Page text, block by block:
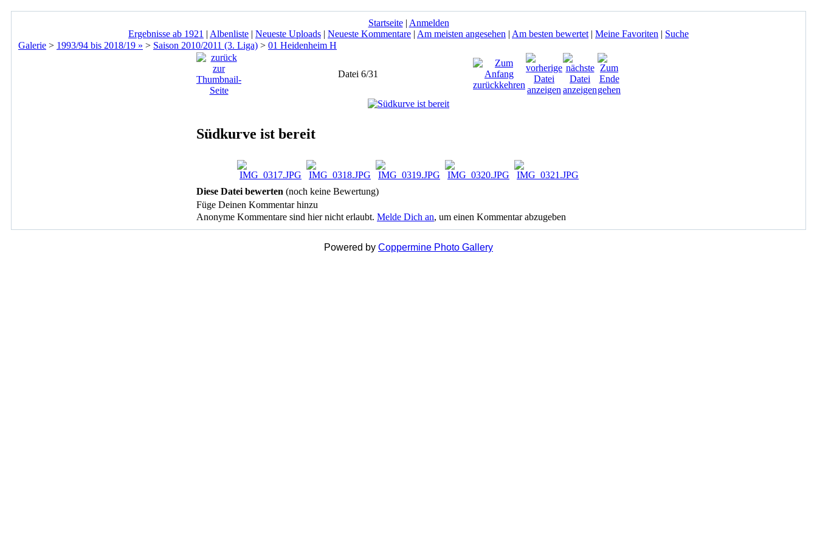
Startseite| Anmelden
Ergebnisse ab 1921 | Albenliste | Neueste Uploads | Neueste Kommentare | Am meisten angesehen | Am besten bewertet | Meine Favoriten | Suche
Galerie > 1993/94 bis 2018/19 » > Saison 2010/2011 (3. Liga) > 01 Heidenheim H
Datei 6/31
Südkurve ist bereit
Diese Datei bewerten (noch keine Bewertung)
Füge Deinen Kommentar hinzu
Anonyme Kommentare sind hier nicht erlaubt. Melde Dich an, um einen Kommentar abzugeben
Powered by Coppermine Photo Gallery